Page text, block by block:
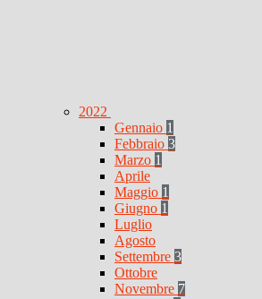
2022
Gennaio 1
Febbraio 3
Marzo 1
Aprile
Maggio 1
Giugno 1
Luglio
Agosto
Settembre 3
Ottobre
Novembre 7